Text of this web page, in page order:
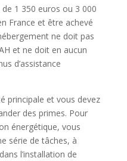
1 350 euros ou 3 000
France et être achevé
ne doit pas
et ne doit en aucun
d’assistance
principale et vous devez
des primes. Pour
énergétique, vous
série de tâches, à
l’installation de